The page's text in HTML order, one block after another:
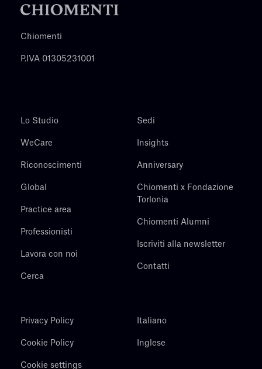
Chiomenti
P.IVA 01305231001
Lo Studio
WeCare
Riconoscimenti
Global
Practice area
Professionisti
Lavora con noi
Cerca
Sedi
Insights
Anniversary
Chiomenti x Fondazione
Torlonia
Chiomenti Alumni
Iscriviti alla newsletter
Contatti
Privacy Policy
Cookie Policy
Cookie settings
Italiano
Inglese